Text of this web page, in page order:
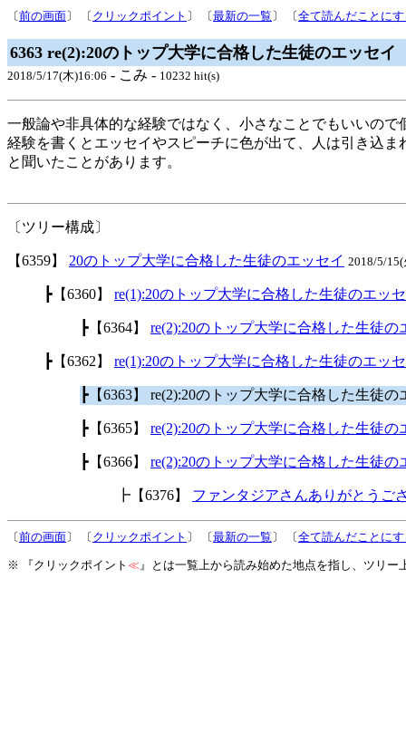
〔前の画面〕 〔 クリックポイント 〕 〔最新の一覧 〕 〔全て読んだことに
6363 re(2):20のトップ大学に合格した生徒のエッセイ
2018/5/17(木)16:06 - こみ - 10232 hit(s)
一般論や非具体的な経験ではなく、小さなことでもいいので
経験を書くとエッセイやスピーチに色が出て、人は引き込ま
と聞いたことがあります。
〔ツリー構成〕
【6359】 20のトップ大学に合格した生徒のエッセイ 2018/5/
┣【6360】 re(1):20のトップ大学に合格した生徒のエッ
┣【6364】 re(2):20のトップ大学に合格した生徒の
┣【6362】 re(1):20のトップ大学に合格した生徒のエッ
┣【6363】 re(2):20のトップ大学に合格した生徒
┣【6365】 re(2):20のトップ大学に合格した生徒の
┣【6366】 re(2):20のトップ大学に合格した生徒の
┣【6376】 ファンタジアさんありがとうご
〔前の画面〕 〔 クリックポイント 〕 〔最新の一覧 〕 〔全て読んだことに
※ 『クリックポイント ≪』とは一覧上から読み始めた地点を指し、ツリ